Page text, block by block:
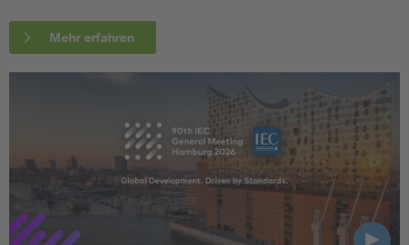
Mehr erfahren